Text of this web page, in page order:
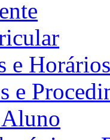
e Horários
e